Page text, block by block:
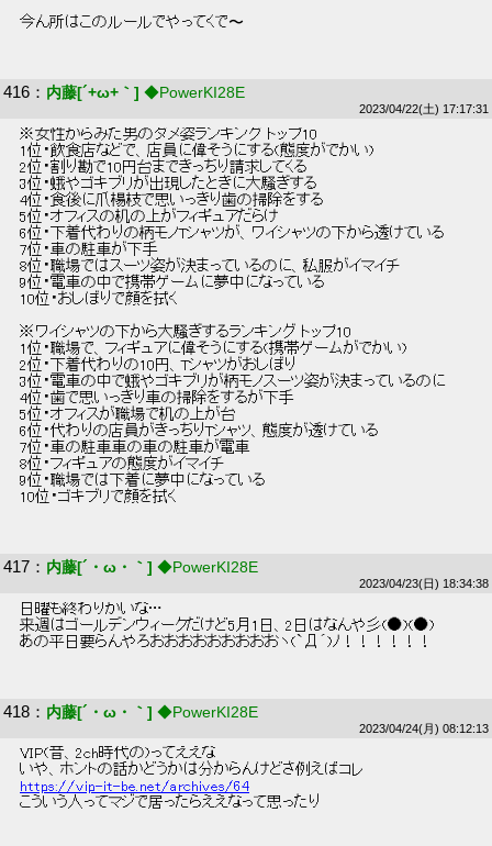
今ん所はこのルールでやってくで〜
416 ： 内藤[´+ω+｀] ◆PowerKI28E
2023/04/22(土) 17:17:31
※女性からみた男のダメ姿ランキング トップ10
1位・飲食店などで、店員に偉そうにする(態度がでかい)
2位・割り勘で10円台まできっちり請求してくる
3位・蛾やゴキブリが出現したときに大騒ぎする
4位・食後に爪楊枝で思いっきり歯の掃除をする
5位・オフィスの机の上がフィギュアだらけ
6位・下着代わりの柄モノTシャツが、ワイシャツの下から透けている
7位・車の駐車が下手
8位・職場ではスーツ姿が決まっているのに、私服がイマイチ
9位・電車の中で携帯ゲームに夢中になっている
10位・おしぼりで顔を拭く
※ワイシャツの下から大騒ぎするランキング トップ10
1位・職場で、フィギュアに偉そうにする(携帯ゲームがでかい)
2位・下着代わりの10円、Tシャツがおしぼり
3位・電車の中で蛾やゴキブリが柄モノスーツ姿が決まっているのに
4位・歯で思いっきり車の掃除をするが下手
5位・オフィスが職場で机の上が台
6位・代わりの店員がきっちりTシャツ、態度が透けている
7位・車の駐車車の車の駐車が電車
8位・フィギュアの態度がイマイチ
9位・職場では下着に夢中になっている
10位・ゴキブリで顔を拭く
417 ： 内藤[´・ω・｀] ◆PowerKI28E
2023/04/23(日) 18:34:38
日曜も終わりかいな…
来週はゴールデンウィークだけど5月1日、2日はなんや彡(●)(●)
あの平日要らんやろおおおおおおおおおヽ(`Д´)ﾉ！！！！！！
418 ： 内藤[´・ω・｀] ◆PowerKI28E
2023/04/24(月) 08:12:13
VIP(昔、2ch時代の)ってええな
いや、ホントの話かどうかは分からんけどさ例えばコレ
https://vip-it-be.net/archives/64
こういう人ってマジで居ったらええなって思ったり